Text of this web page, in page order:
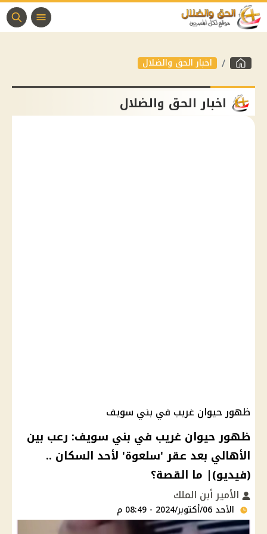
اخبار الحق والضلال
اخبار الحق والضلال
ظهور حيوان غريب في بني سويف
ظهور حيوان غريب في بني سويف: رعب بين
الأهالي بعد عقر 'سلعوة' لأحد السكان ..
(فيديو)| ما القصة؟
الأمير أبن الملك
الأحد 06/أكتوبر/2024 - 08:49 م